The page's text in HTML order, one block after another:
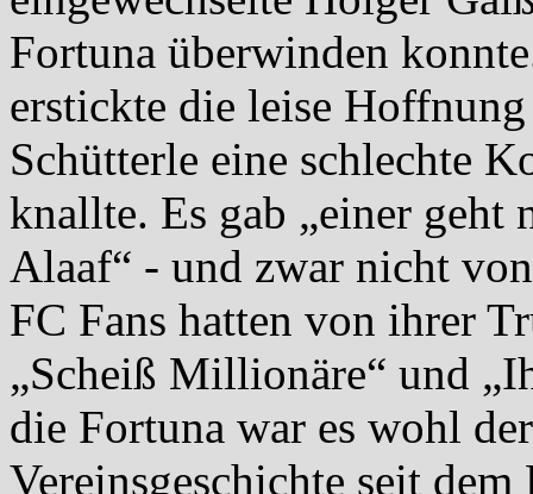
Fortuna überwinden
erstickte die leise
Schütterle eine schlechte
knallte. Es gab „einer geht
Alaaf“ - und zwar nicht
FC Fans hatten von ihrer
„Scheiß Millionäre“ und
die Fortuna war es wohl
Vereinsgeschichte seit